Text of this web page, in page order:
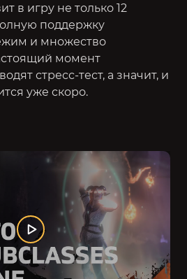
в игру не только 12
поддержку
и множество
момент
стресс-тест, а значит, и
уже скоро.